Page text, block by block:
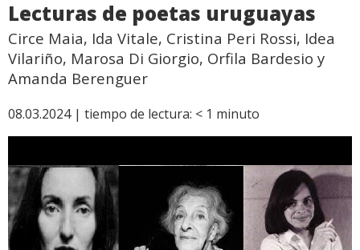
Lecturas de poetas uruguayas
Circe Maia, Ida Vitale, Cristina Peri Rossi, Idea
Vilariño, Marosa Di Giorgio, Orfila Bardesio y
Amanda Berenguer
08.03.2024 | tiempo de lectura: < 1 minuto